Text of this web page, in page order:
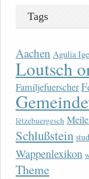
Tags
Aachen Agulia
Loutsch
Familjefuerscher
lëtzebuergesch
Schlußstein
Wappenlexikon
Theme